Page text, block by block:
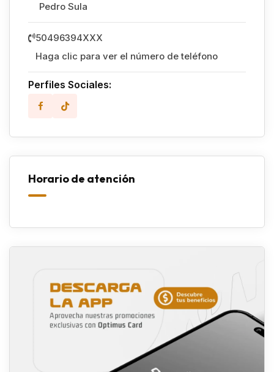
Pedro Sula
50496394XXX
Haga clic para ver el número de teléfono
Perfiles Sociales:
Horario de atención